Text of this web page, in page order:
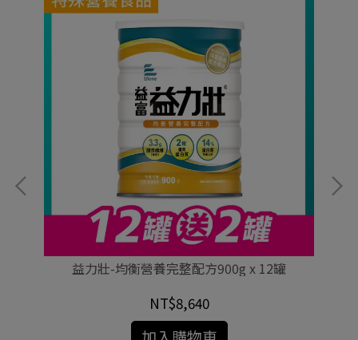
益力壯-均衡營養完整配方900g x 12罐
NT$8,640